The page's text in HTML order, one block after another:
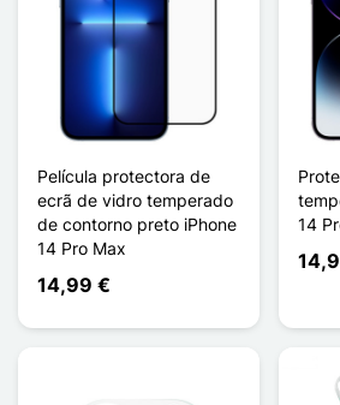
Película protectora de
ecrã de vidro temperado
de contorno preto iPhone
14 Pro Max
14,99 €
14